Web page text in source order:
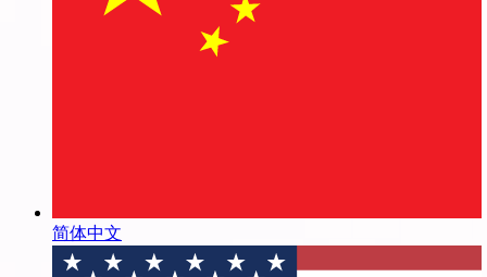
简体中文